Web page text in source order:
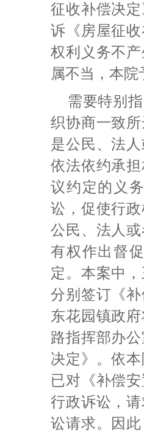
征收补偿决
诉《房屋征
权利义务不
属不当，本院
需要特别
织协商一致
是公民、法
依法依约承
议约定的义
讼，促使行
公民、法人
有权作出督
定。本案中
分别签订《
东花园镇政
路指挥部办
决定》。依
已对《补偿
行政诉讼，
讼请求。因